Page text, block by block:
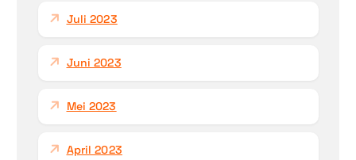
Juli 2023
Juni 2023
Mei 2023
April 2023